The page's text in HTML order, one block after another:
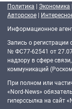
Политика | Экономика
Авторское |
Информационное
Запись о
№ ФС77-62541 от
надзору в сфере
коммуникаций
При полном или
«Nord-News»
гиперссылка на сайт